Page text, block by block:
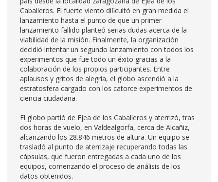
Caballeros. El fuerte viento diﬁcultó en gran medida el
lanzamiento hasta el punto de que un primer
lanzamiento fallido planteó serias dudas acerca de la
viabilidad de la misión. Finalmente, la organización
decidió intentar un segundo lanzamiento con todos los
experimentos que fue todo un éxito gracias a la
colaboración de los propios participantes. Entre
aplausos y gritos de alegría, el globo ascendió a la
estratosfera cargado con los catorce experimentos de
ciencia ciudadana.
El globo partió de Ejea de los Caballeros y aterrizó, tras
dos horas de vuelo, en Valdealgorfa, cerca de Alcañiz,
alcanzando los 28.846 metros de altura. Un equipo se
trasladó al punto de aterrizaje recuperando todas las
cápsulas, que fueron entregadas a cada uno de los
equipos, comenzando el proceso de análisis de los
datos obtenidos.